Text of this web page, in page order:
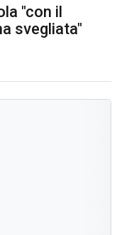
"con il
svegliata"